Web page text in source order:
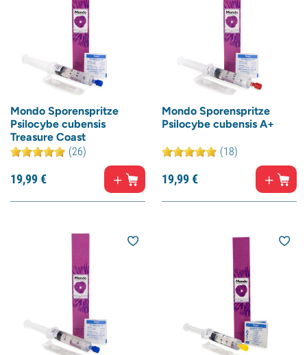
Mondo Sporenspritze
Psilocybe cubensis
Treasure Coast
(26)
19,99€
Mondo Sporenspritze
Psilocybe cubensis A+
(18)
19,99€